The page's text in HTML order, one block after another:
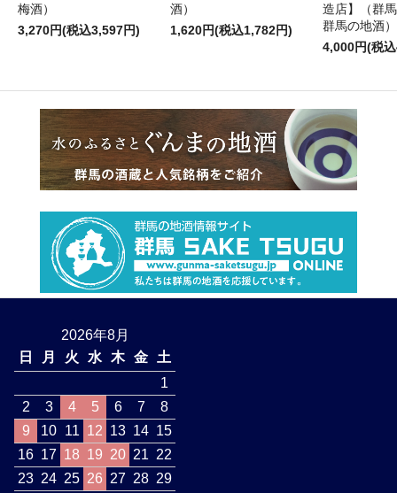
梅酒）
3,270円(税込3,597円)
酒）
1,620円(税込1,782円)
造店】（群
群馬の地酒）
4,000円(税
2026年8月
日
月 火 水 木 金
土
1
2
3 4 5 6 7
8
9
10 11 12 13 14 15
16 17 18 19 20 21 22
23 24 25 26 27 28 29